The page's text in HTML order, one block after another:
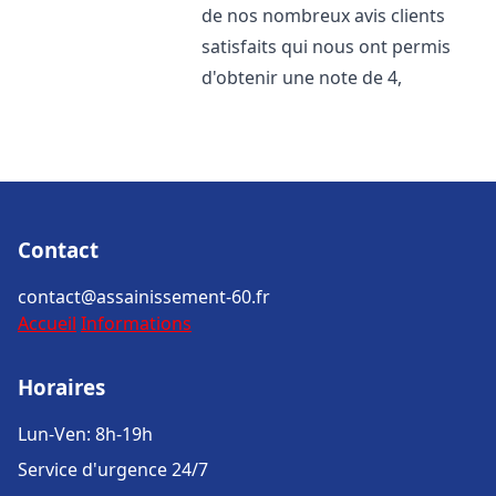
de nos nombreux avis clients
satisfaits qui nous ont permis
d'obtenir une note de 4,
Contact
contact@assainissement-60.fr
Accueil Informations
Horaires
Lun-Ven: 8h-19h
Service d'urgence 24/7